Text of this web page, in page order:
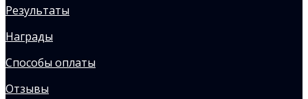
Результаты
Награды
Способы оплаты
Отзывы